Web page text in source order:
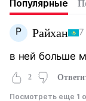
Популярные
Р Райхан 7
в ней больше
2
Посмотреть еще 1